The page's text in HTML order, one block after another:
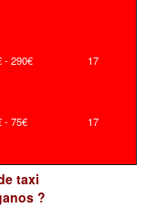
- 290€ 17
- 75€ 17
taxi
?